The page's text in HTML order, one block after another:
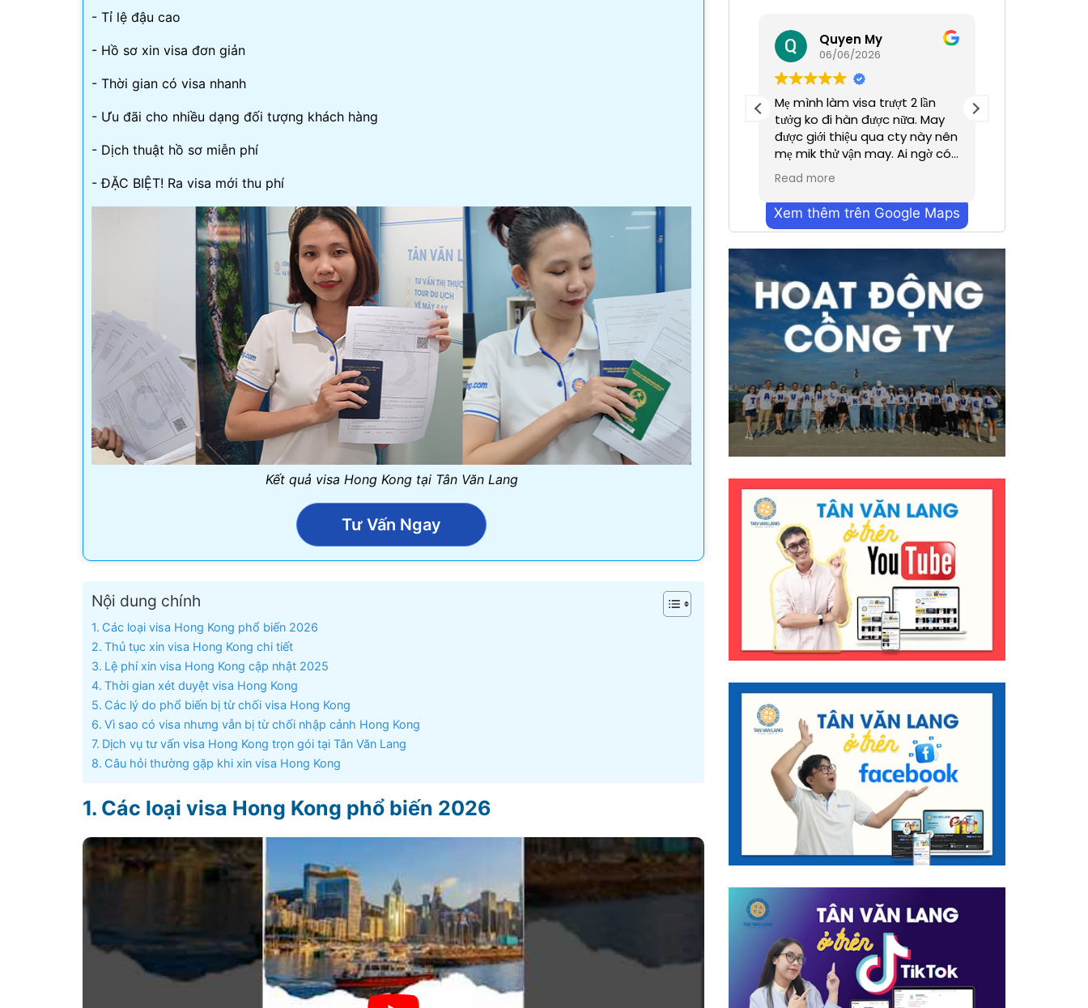
Visa Malaysia
Visa Singapore
- Tỉ lệ đậu cao
- Hồ sơ xin visa đơn giản
- Thời gian có visa nhanh
- Ưu đãi cho nhiều dạng đối tượng khách hàng
- Dịch thuật hồ sơ miễn phí
- ĐẶC BIỆT! Ra visa mới thu phí
Kết quả visa Hong Kong tại Tân Văn Lang
Tư Vấn Ngay
Nội dung chính
Các loại visa Hong Kong phổ biến 2026
Thủ tục xin visa Hong Kong chi tiết
Lệ phí xin visa Hong Kong cập nhật 2025
Thời gian xét duyệt visa Hong Kong
Các lý do phổ biến bị từ chối visa Hong Kong
Vì sao có visa nhưng vẫn bị từ chối nhập cảnh Hong Kong
Dịch vụ tư vấn visa Hong Kong trọn gói tại Tân Văn Lang
Câu hỏi thường gặp khi xin visa Hong Kong
Các loại visa Hong Kong phổ biến 2026
tư vấn nhiệt tình và có chuyên
Quyen My
06/06/2026
Mẹ mình làm visa trượt 2 lần
tưởg ko đi hàn được nữa. May
được giới thiệu qua cty này nên
mẹ mik thử vận may. Ai ngờ có
nhanh hơn dự định chỉ trong
vỏn vẹn 2 tuần. Cũn g cảm ơn a
Dương đã hỗ trợ nhiều. Dịch vụ
bên mình làm nhanh chóng
có nhiều thành công tốt đẹp
hơn ạ. E cảm ơn
Read more
Xem thêm trên Google Maps